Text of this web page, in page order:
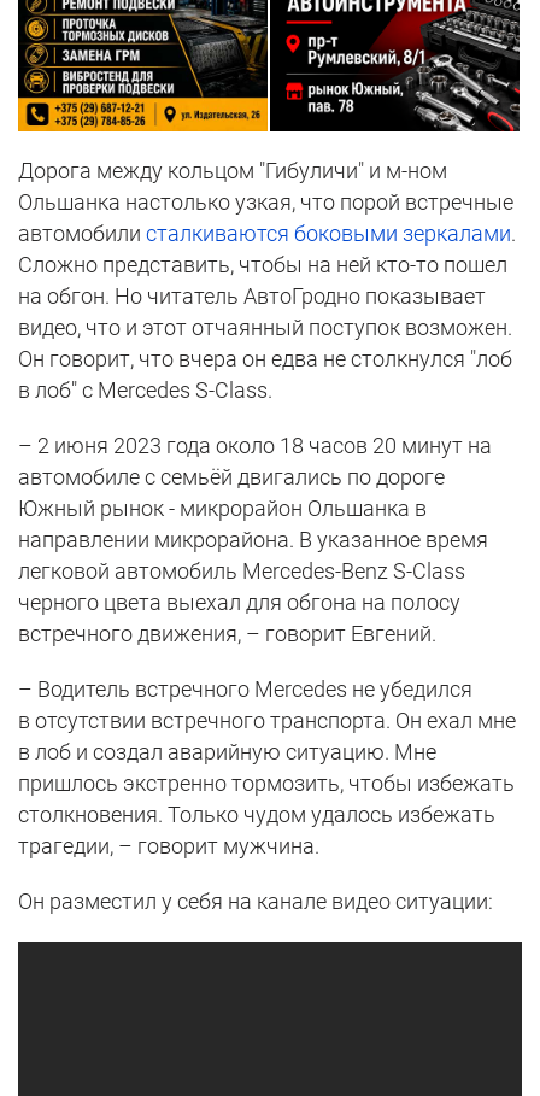
Дорога между кольцом "Гибуличи" и м-ном
Ольшанка настолько узкая, что порой встречные
автомобили сталкиваются боковыми зеркалами.
Сложно представить, чтобы на ней кто-то пошел
на обгон. Но читатель АвтоГродно показывает
видео, что и этот отчаянный поступок возможен.
Он говорит, что вчера он едва не столкнулся "лоб
в лоб" с Mercedes S-Class.
– 2 июня 2023 года около 18 часов 20 минут на
автомобиле с семьёй двигались по дороге
Южный рынок - микрорайон Ольшанка в
направлении микрорайона. В указанное время
легковой автомобиль Mercedes-Benz S-Class
черного цвета выехал для обгона на полосу
встречного движения, – говорит Евгений.
– Водитель встречного Mercedes не убедился
в отсутствии встречного транспорта. Он ехал мне
в лоб и создал аварийную ситуацию. Мне
пришлось экстренно тормозить, чтобы избежать
столкновения. Только чудом удалось избежать
трагедии, – говорит мужчина.
Он разместил у себя на канале видео ситуации: